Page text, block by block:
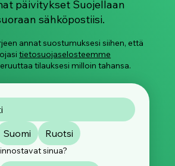
päivitykset Suojellaan
sähköpostiisi.
annat suostumuksesi siihen, että
tietosuojaselosteemme
tilauksesi milloin tahansa.
Suomi Ruotsi
sinua?